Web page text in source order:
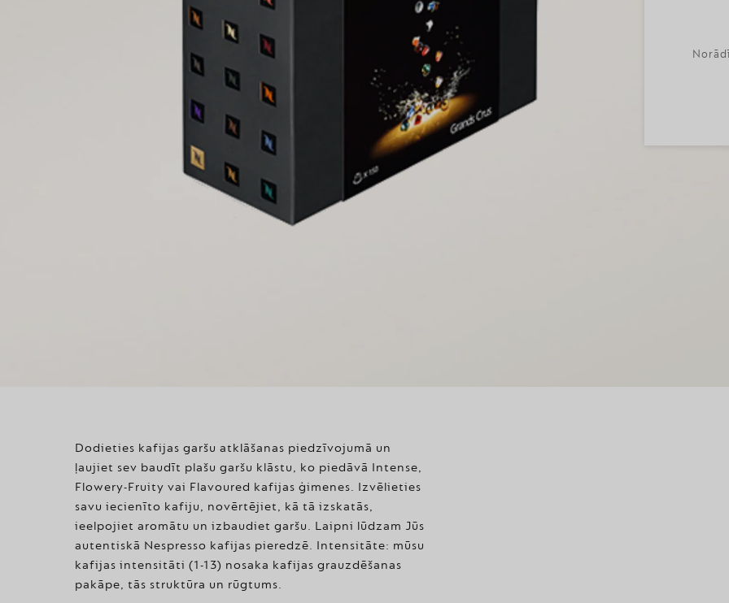
Dodieties kafijas garšu atklāšanas piedzīvojumā un
ļaujiet sev baudīt plašu garšu klāstu, ko piedāvā Intense,
Flowery-Fruity vai Flavoured kafijas ģimenes. Izvēlieties
savu iecienīto kafiju, novērtējiet, kā tā izskatās,
ieelpojiet aromātu un izbaudiet garšu. Laipni lūdzam Jūs
autentiskā Nespresso kafijas pieredzē. Intensitāte: mūsu
kafijas intensitāti (1-13) nosaka kafijas grauzdēšanas
pakāpe, tās struktūra un rūgtums.